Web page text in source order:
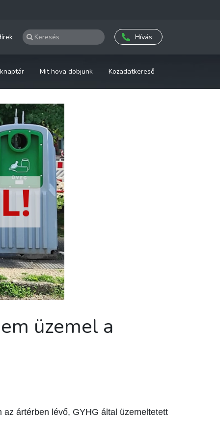
Hívás
Mit hova dobjunk Közadatkereső
üzemel a
ártérben lévő, GYHG által üzemeltetett